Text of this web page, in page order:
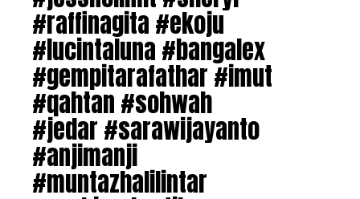
#raffinagita #ekoju
#lucintaluna #bangalex
#gempitarafathar #imut
#qahtan #sohwah
#jedar #sarawijayanto
#anjimanji
#muntazhalilintar